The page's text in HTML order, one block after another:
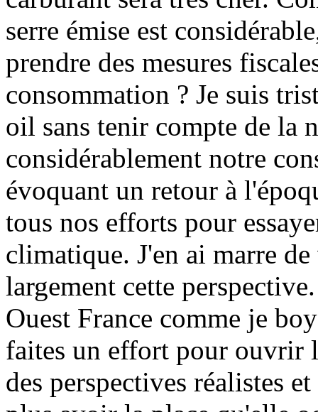
serre émise est
prendre des mesures
consommation ? Je suis
oil sans tenir compte de la
considérablement notre
évoquant un retour à
tous nos efforts pour
climatique. J'en ai marre
largement cette
Ouest France comme je
faites un effort pour ouvrir
des perspectives réalistes